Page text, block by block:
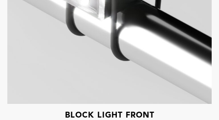
BLOCK LIGHT FRONT